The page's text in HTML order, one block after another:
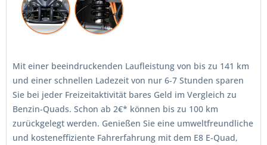
Mit einer beeindruckenden Laufleistung von bis zu 141 km
und einer schnellen Ladezeit von nur 6-7 Stunden sparen
Sie bei jeder Freizeitaktivität bares Geld im Vergleich zu
Benzin-Quads. Schon ab 2€* können bis zu 100 km
zurückgelegt werden. Genießen Sie eine umweltfreundliche
und kosteneffiziente Fahrerfahrung mit dem E8 E-Quad,